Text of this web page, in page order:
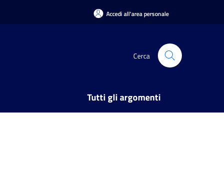
Accedi all'area personale
Cerca
Tutti gli argomenti